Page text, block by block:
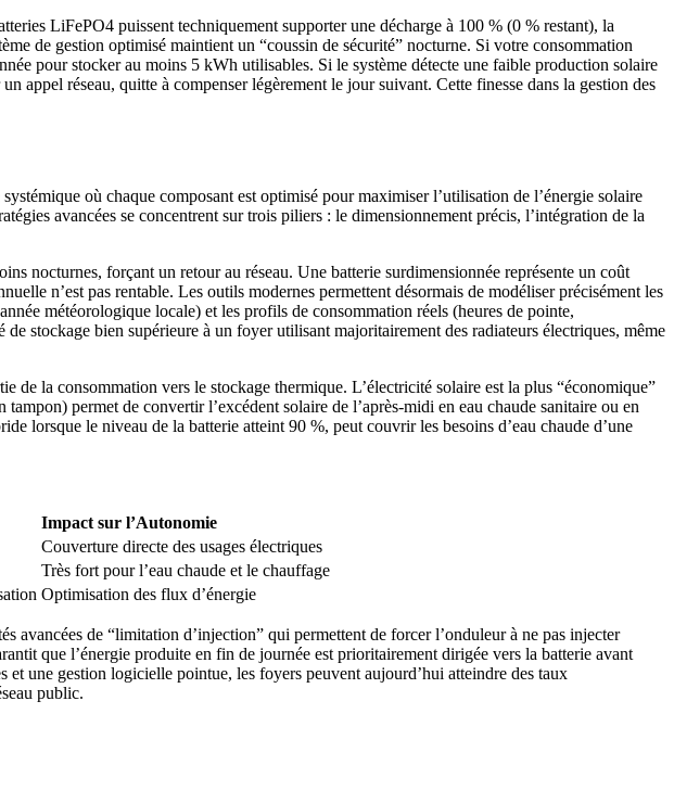
LiFePO4 puissent techniquement supporter une décharge à 100 % (0 % restant), la
de gestion optimisé maintient un “coussin de sécurité” nocturne. Si votre consommation
pour stocker au moins 5 kWh utilisables. Si le système détecte une faible production solaire
appel réseau, quitte à compenser légèrement le jour suivant. Cette finesse dans la gestion des
où chaque composant est optimisé pour maximiser l’utilisation de l’énergie solaire
avancées se concentrent sur trois piliers : le dimensionnement précis, l’intégration de la
nocturnes, forçant un retour au réseau. Une batterie surdimensionnée représente un coût
n’est pas rentable. Les outils modernes permettent désormais de modéliser précisément les
météorologique locale) et les profils de consommation réels (heures de pointe,
stockage bien supérieure à un foyer utilisant majoritairement des radiateurs électriques, même
de la consommation vers le stockage thermique. L’électricité solaire est la plus “économique”
permet de convertir l’excédent solaire de l’après-midi en eau chaude sanitaire ou en
lorsque le niveau de la batterie atteint 90 %, peut couvrir les besoins d’eau chaude d’une
Impact sur l’Autonomie
Couverture directe des usages électriques
Très fort pour l’eau chaude et le chauffage
Optimisation des flux d’énergie
de “limitation d’injection” qui permettent de forcer l’onduleur à ne pas injecter
que l’énergie produite en fin de journée est prioritairement dirigée vers la batterie avant
une gestion logicielle pointue, les foyers peuvent aujourd’hui atteindre des taux
public.